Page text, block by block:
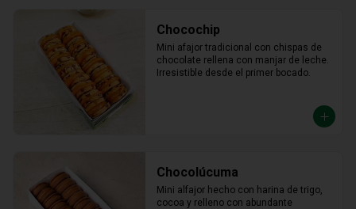
Chocochip
Mini afajor tradicional con chispas de
chocolate rellena con manjar de leche.
Irresistible desde el primer bocado.
Chocolúcuma
Mini alfajor hecho con harina de trigo,
cocoa y relleno con abundante